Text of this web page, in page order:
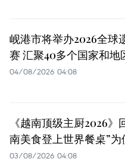
岘港市将举办2026全球
赛 汇聚40多个国家和地
04/08/2026 04:08
《越南顶级主厨2026》
南美食登上世界餐桌”为
03/08/2026 04:08